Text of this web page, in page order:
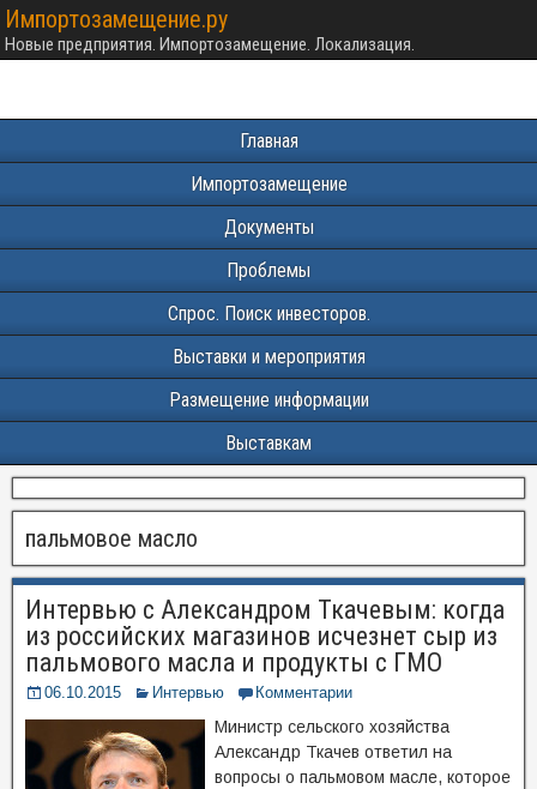
Импортозамещение.ру
Новые предприятия. Импортозамещение. Локализация.
Главная
Импортозамещение
Документы
Проблемы
Спрос. Поиск инвесторов.
Выставки и мероприятия
Размещение информации
Выставкам
пальмовое масло
Интервью с Александром Ткачевым: когда
из российских магазинов исчезнет сыр из
пальмового масла и продукты с ГМО
06.10.2015 Интервью Комментарии
Министр сельского хозяйства
Александр Ткачев ответил на
вопросы о пальмовом масле, которое